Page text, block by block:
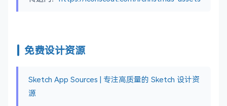
免费设计资源
Sketch App Sources | 专注高质量的 Sketch 设计资
源